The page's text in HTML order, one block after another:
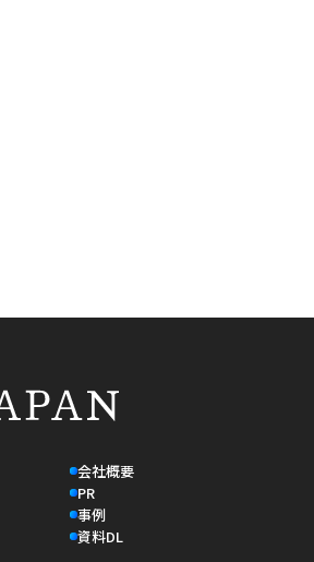
会社概要
PR
事例
資料DL